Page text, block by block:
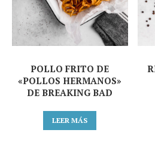
POLLO FRITO DE
«POLLOS HERMANOS»
DE BREAKING BAD
LEER MÁS